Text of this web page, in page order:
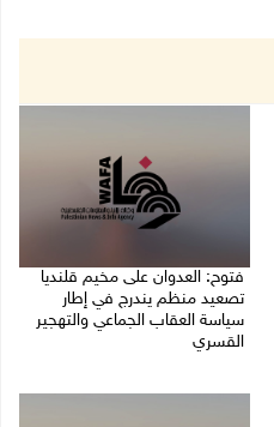
فتوح: العدوان على مخيم قلنديا
تصعيد منظم يندرج في إطار
سياسة العقاب الجماعي والتهجير
القسري